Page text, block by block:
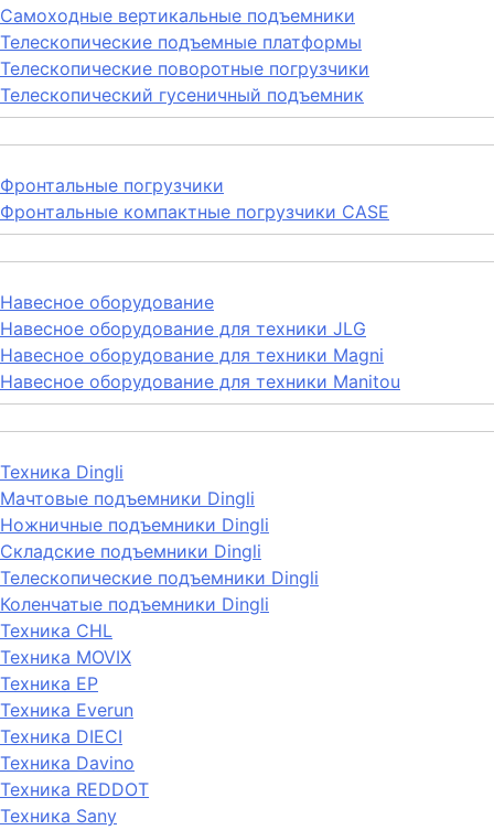
Самоходные вертикальные подъемники
Телескопические подъемные платформы
Телескопические поворотные погрузчики
Телескопический гусеничный подъемник
Фронтальные погрузчики
Фронтальные компактные погрузчики CASE
Навесное оборудование
Навесное оборудование для техники JLG
Навесное оборудование для техники Magni
Навесное оборудование для техники Manitou
Техника Dingli
Мачтовые подъемники Dingli
Ножничные подъемники Dingli
Складские подъемники Dingli
Телескопические подъемники Dingli
Коленчатые подъемники Dingli
Техника CHL
Техника MOVIX
Техника EP
Техника Everun
Техника DIECI
Техника Davino
Техника REDDOT
Техника Sany